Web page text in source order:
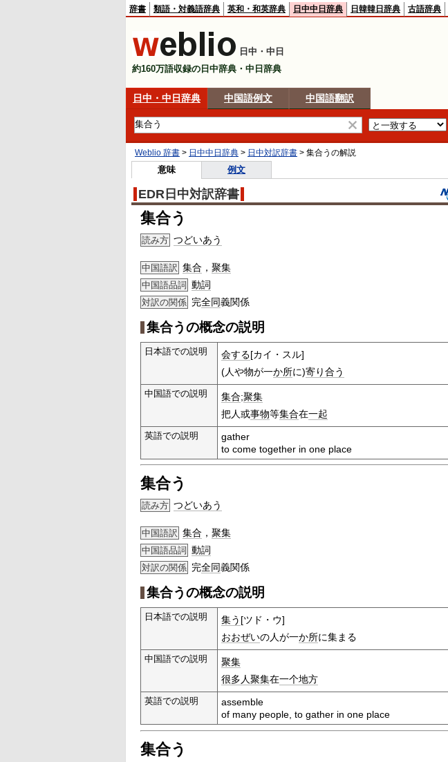
辞書 類語・対義語辞典 英和・和英辞典 日中中日辞典 日韓韓日辞典 古語辞典
日中・中日
約160万語収録の日中辞典・中日辞典
日中・中日辞典 中国語例文 中国語翻訳
Weblio 辞書 > 日中中日辞典 > 日中対訳辞書 > 集合う の解説
意味 例文
EDR日中対訳辞書
集合う
読み方 つどいあう
中国語訳 集合 ， 聚集
中国語品詞 動詞
対訳の関係 完全同義関係
集合うの概念の説明
日本語での説明 会する[カイ・スル]
(人や物が一か所に)寄り合う
中国語での説明 集合;聚集
把人或事物等集合在一起
英語での説明
gather
to come together in one place
集合う
読み方 つどいあう
中国語訳 集合 ， 聚集
中国語品詞 動詞
対訳の関係 完全同義関係
集合うの概念の説明
日本語での説明 集う [ツド・ウ]
おおぜいの人が一か所に集まる
中国語での説明
聚集
很多人聚集在一个地方
英語での説明
assemble
of many people, to gather in one place
集合う